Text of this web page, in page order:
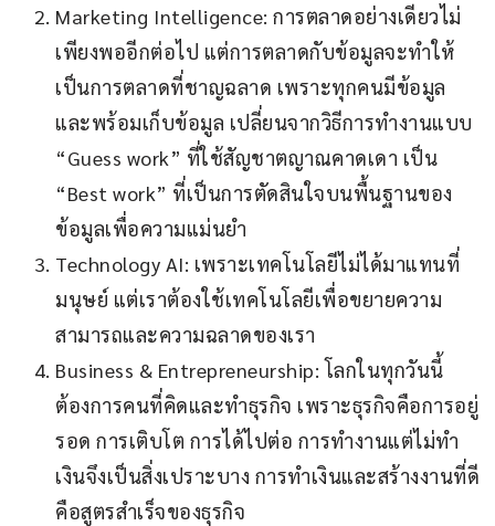
Marketing Intelligence: การตลาดอย่างเดียวไม่
เพียงพออีกต่อไป แต่การตลาดกับข้อมูลจะทำให้
เป็นการตลาดที่ชาญฉลาด เพราะทุกคนมีข้อมูล
และพร้อมเก็บข้อมูล เปลี่ยนจากวิธีการทำงานแบบ
“Guess work” ที่ใช้สัญชาตญาณคาดเดา เป็น
“Best work” ที่เป็นการตัดสินใจบนพื้นฐานของ
ข้อมูลเพื่อความแม่นยำ
Technology AI: เพราะเทคโนโลยีไม่ได้มาแทนที่
มนุษย์ แต่เราต้องใช้เทคโนโลยีเพื่อขยายความ
สามารถและความฉลาดของเรา
Business & Entrepreneurship: โลกในทุกวันนี้
ต้องการคนที่คิดและทำธุรกิจ เพราะธุรกิจคือการอยู่
รอด การเติบโต การได้ไปต่อ การทำงานแต่ไม่ทำ
เงินจึงเป็นสิ่งเปราะบาง การทำเงินและสร้างงานที่ดี
คือสูตรสำเร็จของธุรกิจ